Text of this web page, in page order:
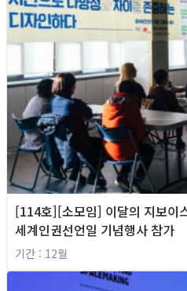
[114호][소모임] 이달의 지보이
세계인권선언일 기념행사 참가
기간 : 12월